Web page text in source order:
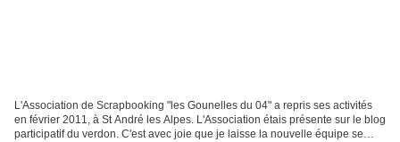
L'Association de Scrapbooking "les Gounelles du 04" a repris ses activités
en février 2011, à St André les Alpes. L'Association étais présente sur le blog
participatif du verdon. C'est avec joie que je laisse la nouvelle équipe se